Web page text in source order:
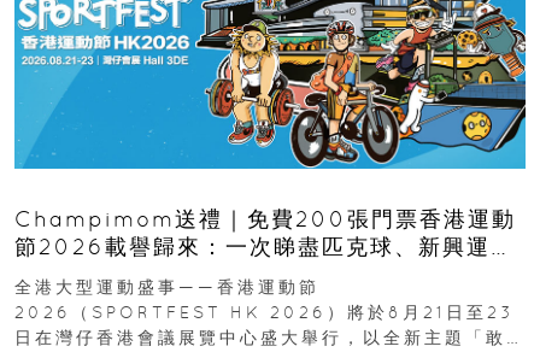
Champimom送禮｜免費200張門票香港運動
節2026載譽歸來：一次睇盡匹克球、新興運
動、街舞比賽＋逾百運動品牌展覽
全港大型運動盛事——香港運動節
2026（SPORTFEST HK 2026）將於8月21日至23
日在灣仔香港會議展覽中心盛大舉行，以全新主題「敢